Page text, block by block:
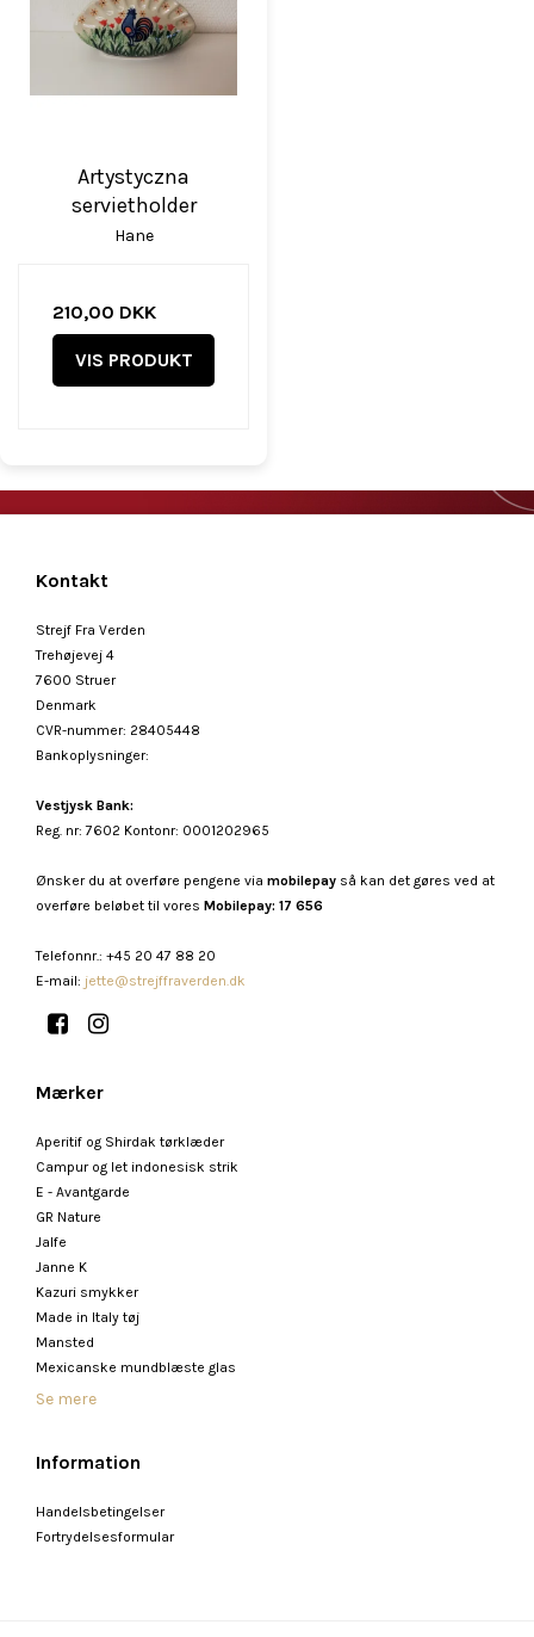
Artystyczna
servietholder
Hane
210,00 DKK
VIS PRODUKT
Kontakt
Strejf Fra Verden
Trehøjevej 4
7600 Struer
Denmark
CVR-nummer: 28405448
Bankoplysninger:
Vestjysk Bank:
Reg. nr: 7602 Kontonr: 0001202965
Ønsker du at overføre pengene via mobilepay så kan det gøres ved at
overføre beløbet til vores Mobilepay: 17 656
Telefonnr.: +45 20 47 88 20
E-mail: jette@strejffraverden.dk
Mærker
Aperitif og Shirdak tørklæder
Campur og let indonesisk strik
E - Avantgarde
GR Nature
Jalfe
Janne K
Kazuri smykker
Made in Italy tøj
Mansted
Mexicanske mundblæste glas
Se mere
Information
Handelsbetingelser
Fortrydelsesformular